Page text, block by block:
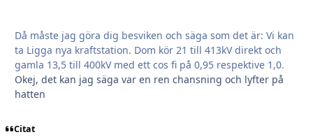
Då måste jag göra dig besviken och säga som det är: Vi kan
ta Ligga nya kraftstation. Dom kör 21 till 413kV direkt och
gamla 13,5 till 400kV med ett cos fi på 0,95 respektive 1,0.
Okej, det kan jag säga var en ren chansning och lyfter på
hatten
Citat